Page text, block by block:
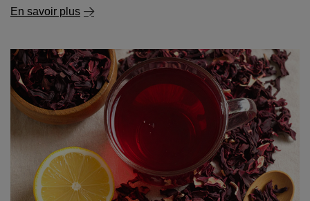
Thé d'hibiscus - saveur acidulée, couleur vibrante,
possibilités infinies !